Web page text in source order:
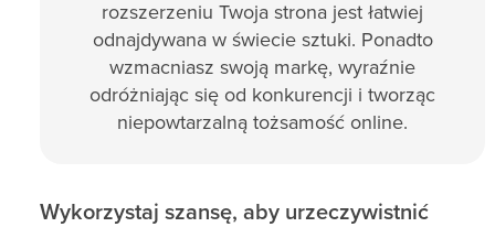
rozszerzeniu Twoja strona jest łatwiej
odnajdywana w świecie sztuki. Ponadto
wzmacniasz swoją markę, wyraźnie
odróżniając się od konkurencji i tworząc
niepowtarzalną tożsamość online.
Wykorzystaj szansę, aby urzeczywistnić